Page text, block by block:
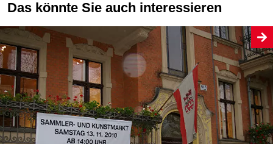
Das könnte Sie auch interessieren